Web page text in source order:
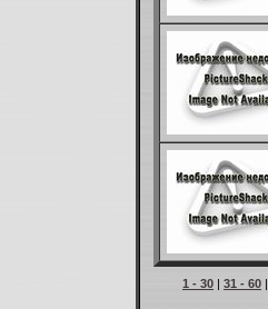
1 - 30 | 31 - 60 |